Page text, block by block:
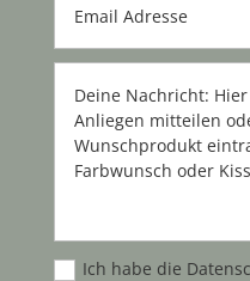
Ich habe die